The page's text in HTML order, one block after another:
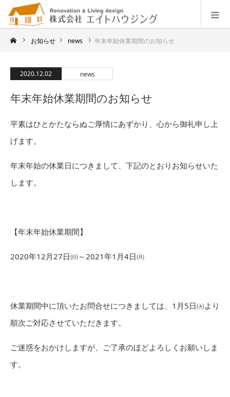
お知らせ news 年末年始休業期間のお知らせ
2020.12.02 news
年末年始休業期間のお知らせ
平素はひとかたならぬご厚情にあずかり、心から御礼申し上
げます。
年末年始の休業日につきまして、下記のとおりお知らせいた
します。
【年末年始休業期間】
2020年12月27日㈰～2021年1月4日㈪
休業期間中に頂いたお問合せにつきましては、1月5日㈫より
順次ご対応させていただきます。
ご迷惑をおかけしますが、ご了承のほどよろしくお願いしま
す。